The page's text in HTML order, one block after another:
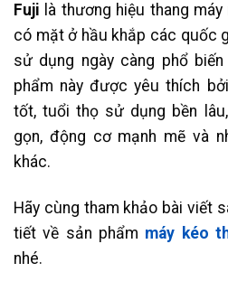
Fuji là thương hiệu thang
có mặt ở hầu khắp các quốc
sử dụng ngày càng phổ
phẩm này được yêu thích
tốt, tuổi thọ sử dụng bền
gọn, động cơ mạnh mẽ và
khác.
Hãy cùng tham khảo bài viết
tiết về sản phẩm máy kéo
nhé.